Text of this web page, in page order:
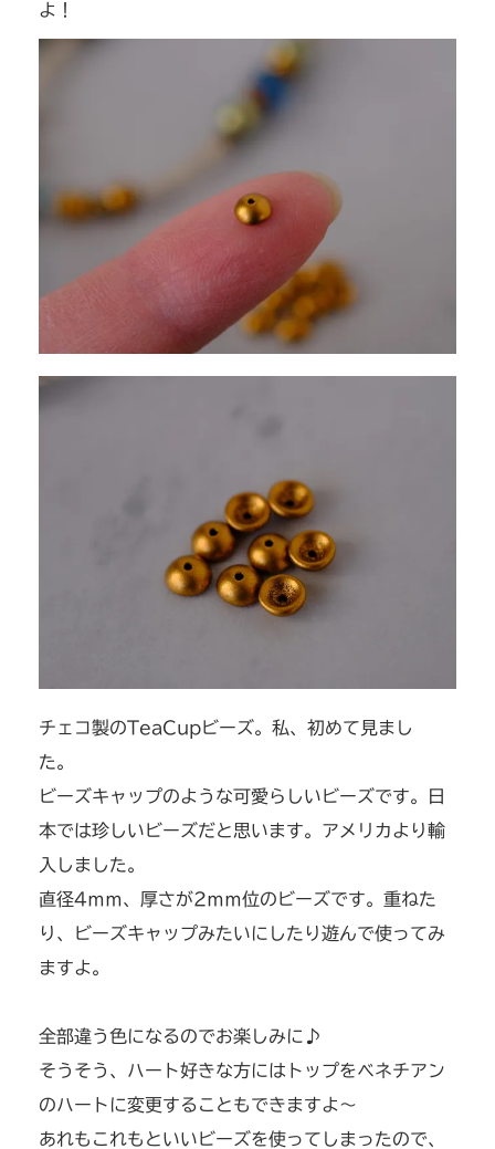
よ！
チェコ製のTeaCupビーズ。私、初めて見まし
た。
ビーズキャップのような可愛らしいビーズです。日
本では珍しいビーズだと思います。アメリカより輸
入しました。
直径4ｍｍ、厚さが2ｍｍ位のビーズです。重ねた
り、ビーズキャップみたいにしたり遊んで使ってみ
ますよ。
全部違う色になるのでお楽しみに♪
そうそう、ハート好きな方にはトップをベネチアン
のハートに変更することもできますよ～
あれもこれもといいビーズを使ってしまったので、